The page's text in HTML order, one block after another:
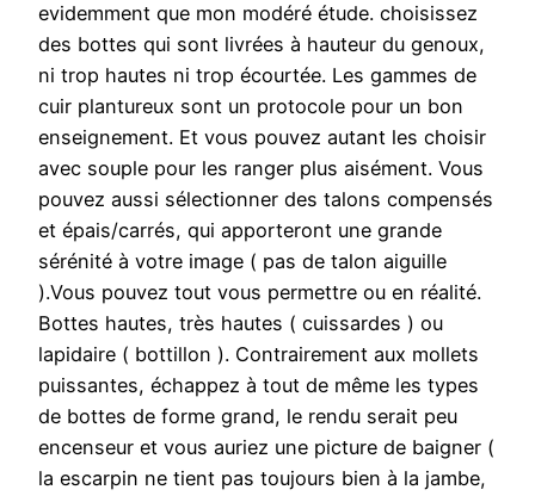
evidemment que mon modéré étude. choisissez
des bottes qui sont livrées à hauteur du genoux,
ni trop hautes ni trop écourtée. Les gammes de
cuir plantureux sont un protocole pour un bon
enseignement. Et vous pouvez autant les choisir
avec souple pour les ranger plus aisément. Vous
pouvez aussi sélectionner des talons compensés
et épais/carrés, qui apporteront une grande
sérénité à votre image ( pas de talon aiguille
).Vous pouvez tout vous permettre ou en réalité.
Bottes hautes, très hautes ( cuissardes ) ou
lapidaire ( bottillon ). Contrairement aux mollets
puissantes, échappez à tout de même les types
de bottes de forme grand, le rendu serait peu
encenseur et vous auriez une picture de baigner (
la escarpin ne tient pas toujours bien à la jambe,